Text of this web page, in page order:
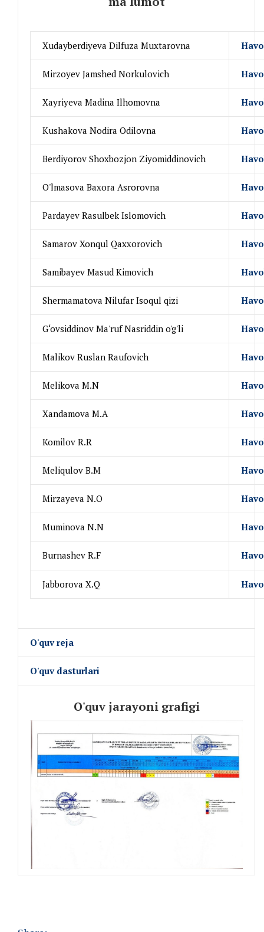
Xudayberdiyeva Dilfuza Muxtarovna
Mirzoyev Jamshed Norkulovich
Xayriyeva Madina Ilhomovna Havo
Kushakova Nodira Odilovna
Berdiyorov Shoxbozjon Ziyomiddinovich
O'lmasova Baxora Asrorovna Havo
Pardayev Rasulbek Islomovich
Samarov Xonqul Qaxxorovich Havo
Samibayev Masud Kimovich
Shermamatova Nilufar Isoqul qizi
G‘ovsiddinov Ma'ruf Nasriddin o'g'li
Malikov Ruslan Raufovich
Melikova M.N
Xandamova M.A
Komilov R.R
Meliqulov B.M
Mirzayeva N.O
Muminova N.N
Burnashev R.F
Jabborova X.Q
O'quv reja
O'quv dasturlari
O'quv jarayoni grafigi